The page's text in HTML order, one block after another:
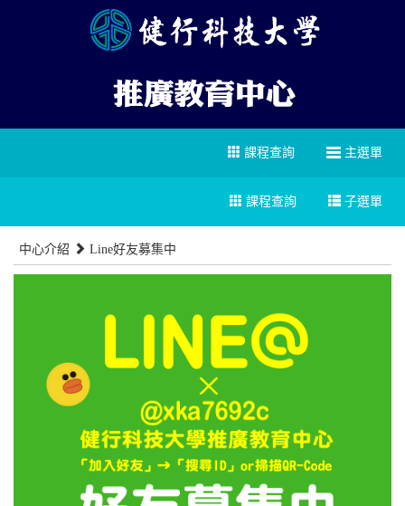
主選單
課程查詢
子選單
課程查詢
中心介紹 Line好友募集中